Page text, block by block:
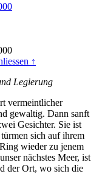
↑
Legierung
vermeintlicher
gewaltig. Dann sanft
Gesichter. Sie ist
sich auf ihrem
wieder zu jenem
nächstes Meer, ist
der Ort, wo sich die